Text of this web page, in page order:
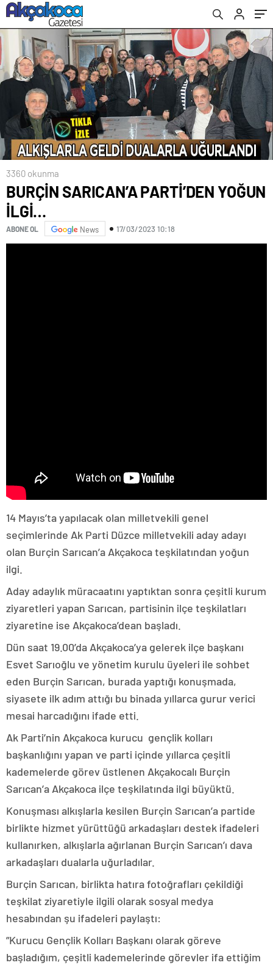
3360 okunma
BURÇİN SARICAN’A PARTİ’DEN YOĞUN
İLGİ…
ABONE OL News 17/03/2023 10:18
14 Mayıs’ta yapılacak olan milletvekili genel
seçimlerinde Ak Parti Düzce milletvekili aday adayı
olan Burçin Sarıcan’a Akçakoca teşkilatından yoğun
ilgi.
Aday adaylık müracaatını yaptıktan sonra çeşitli kurum
ziyaretleri yapan Sarıcan, partisinin ilçe teşkilatları
ziyaretine ise Akçakoca’dean başladı.
Dün saat 19.00’da Akçakoca’ya gelerek ilçe başkanı
Esvet Sarıoğlu ve yönetim kurulu üyeleri ile sohbet
eden Burçin Sarıcan, burada yaptığı konuşmada,
siyasete ilk adım attığı bu binada yıllarca gurur verici
mesai harcadığını ifade etti.
Ak Parti’nin Akçakoca kurucu gençlik kolları
başkanlığını yapan ve parti içinde yıllarca çeşitli
kademelerde görev üstlenen Akçakocalı Burçin
Sarıcan’a Akçakoca ilçe teşkilatında ilgi büyüktü.
Konuşması alkışlarla kesilen Burçin Sarıcan’a partide
birlikte hizmet yürüttüğü arkadaşları destek ifadeleri
kullanırken, alkışlarla ağırlanan Burçin Sarıcan’ı dava
arkadaşları dualarla uğurladılar.
Burçin Sarıcan, birlikta hatıra fotoğrafları çekildiği
teşkilat ziyaretiyle ilgili olarak sosyal medya
hesabından şu ifadeleri paylaştı:
”Kurucu Gençlik Kolları Başkanı olarak göreve
başladığım, çeşitli kademelerinde görevler ifa ettiğim
MERKEZİ’NDE…